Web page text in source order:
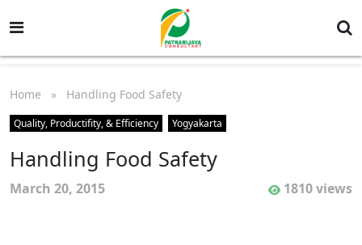
Home » Handling Food Safety
Quality, Productifity, & Efficiency Yogyakarta
Handling Food Safety
March 20, 2015 1810 views